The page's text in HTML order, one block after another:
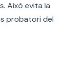
Això evita la
probatori del